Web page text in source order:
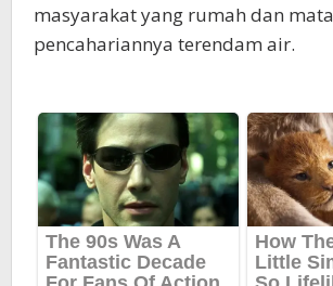
masyarakat yang rumah dan mata
pencahariannya terendam air.